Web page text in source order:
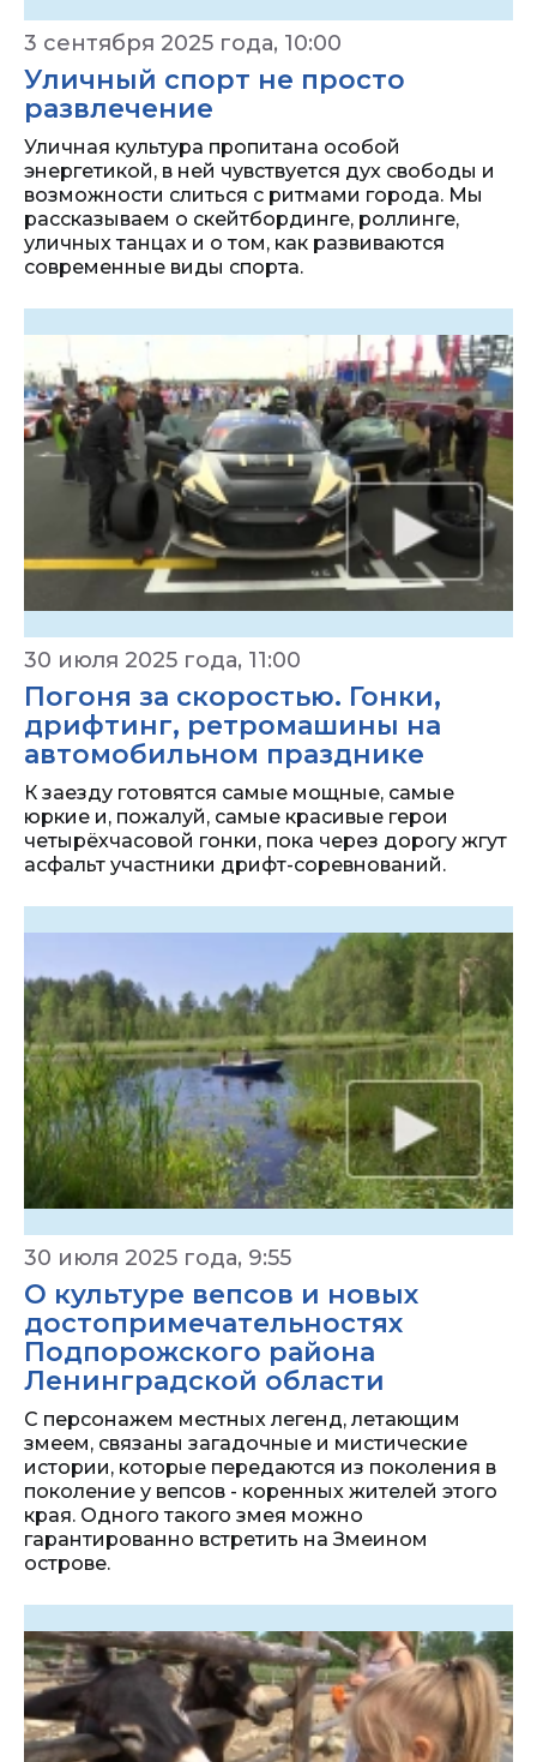
3 сентября 2025 года, 10:00
Уличный спорт не просто
развлечение
Уличная культура пропитана особой
энергетикой, в ней чувствуется дух свободы и
возможности слиться с ритмами города. Мы
рассказываем о скейтбординге, роллинге,
уличных танцах и о том, как развиваются
современные виды спорта.
30 июля 2025 года, 11:00
Погоня за скоростью. Гонки,
дрифтинг, ретромашины на
автомобильном празднике
К заезду готовятся самые мощные, самые
юркие и, пожалуй, самые красивые герои
четырёхчасовой гонки, пока через дорогу жгут
асфальт участники дрифт-соревнований.
30 июля 2025 года, 9:55
О культуре вепсов и новых
достопримечательностях
Подпорожского района
Ленинградской области
С персонажем местных легенд, летающим
змеем, связаны загадочные и мистические
истории, которые передаются из поколения в
поколение у вепсов - коренных жителей этого
края. Одного такого змея можно
гарантированно встретить на Змеином
острове.